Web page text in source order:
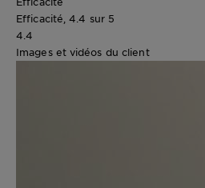
Efficacité, 4.4 sur 5
4.4
Images et vidéos du client